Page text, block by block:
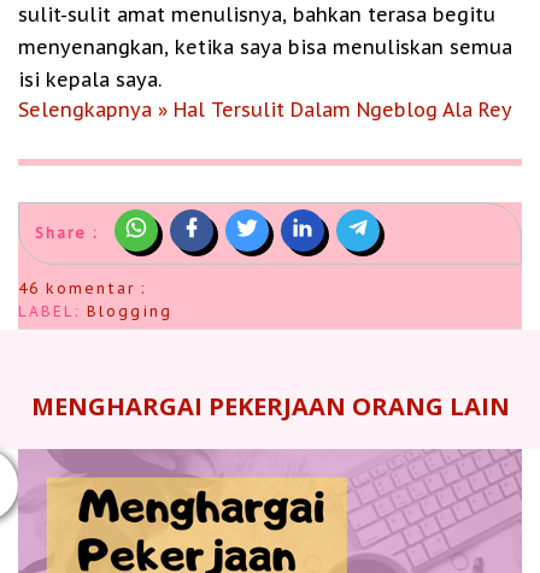
sulit-sulit amat menulisnya, bahkan terasa begitu
menyenangkan, ketika saya bisa menuliskan semua
isi kepala saya.
Selengkapnya » Hal Tersulit Dalam Ngeblog Ala Rey
Share :
46 komentar :
LABEL: Blogging
MENGHARGAI PEKERJAAN ORANG LAIN